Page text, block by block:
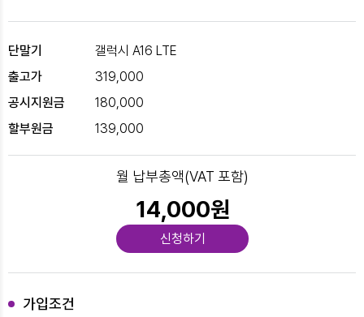
단말기
갤럭시 A16 LTE
출고가
319,000
공시지원금
180,000
할부원금
139,000
월 납부총액(VAT 포함)
14,000원
신청하기
가입조건